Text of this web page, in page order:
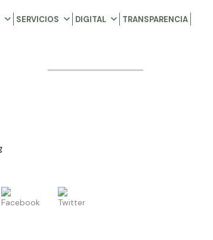
SERVICIOS DIGITAL
TRANSPARENCIA